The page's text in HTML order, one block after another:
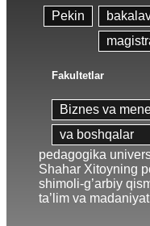
Pekin
Fakultetlar
Biznes va
va boshqalar
pedagogika
Shahar Xitoyning
shimoli-g’arbiy
ta’lim va